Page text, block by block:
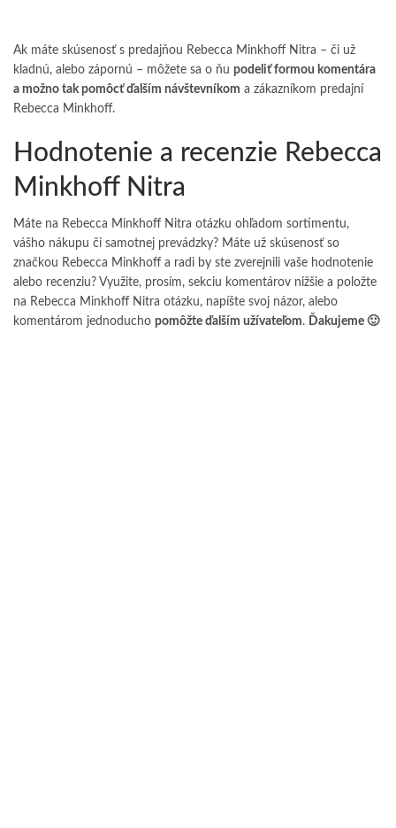
Ak máte skúsenosť s predajňou Rebecca Minkhoff Nitra – či už
kladnú, alebo zápornú – môžete sa o ňu podeliť formou komentára
a možno tak pomôcť ďalším návštevníkom a zákazníkom predajní
Rebecca Minkhoff.
Hodnotenie a recenzie Rebecca
Minkhoff Nitra
Máte na Rebecca Minkhoff Nitra otázku ohľadom sortimentu,
vášho nákupu či samotnej prevádzky? Máte už skúsenosť so
značkou Rebecca Minkhoff a radi by ste zverejnili vaše hodnotenie
alebo recenziu? Využite, prosím, sekciu komentárov nižšie a položte
na Rebecca Minkhoff Nitra otázku, napíšte svoj názor, alebo
komentárom jednoducho pomôžte ďalším užívateľom. Ďakujeme 🙂